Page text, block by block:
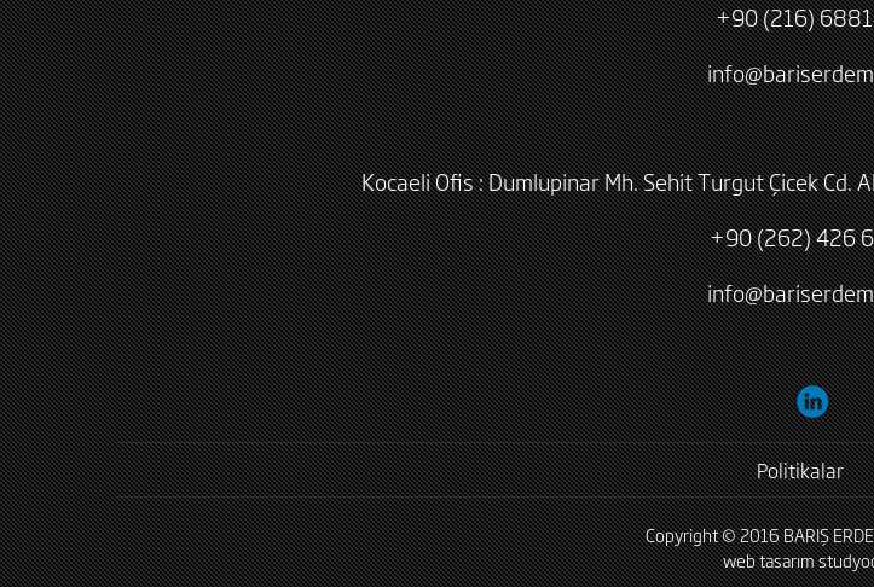
+90 (216)
Kocaeli Ofis : Dumlupinar Mh. Sehit Turgut Çicek Cd.
+90 (262) 426
Politikalar
Copyright © 2016 BARIŞ
web tasarım